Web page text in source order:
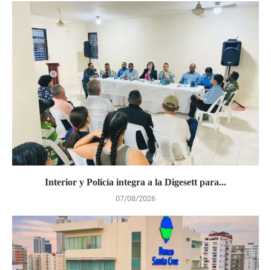
Interior y Policía integra a la Digesett para...
07/08/2026